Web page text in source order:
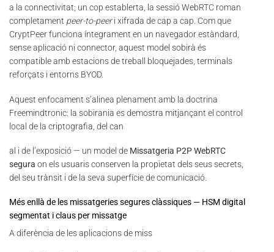
a la connectivitat; un cop establerta, la sessió WebRTC roman
completament peer-to-peeri xifrada de cap a cap. Com que
CryptPeer funciona íntegrament en un navegador estàndard,
sense aplicació ni connector, aquest model sobirà és
compatible amb estacions de treball bloquejades, terminals
reforçats i entorns BYOD.
Aquest enfocament s’alinea plenament amb la doctrina
Freemindtronic: la sobirania es demostra mitjançant el control
local de la criptografia, del can
al i de l’exposició — un model de Missatgeria P2P WebRTC
segura on els usuaris conserven la propietat dels seus secrets,
del seu trànsit i de la seva superfície de comunicació.
Més enllà de les missatgeries segures clàssiques — HSM digital
segmentat i claus per missatge
A diferència de les aplicacions de miss